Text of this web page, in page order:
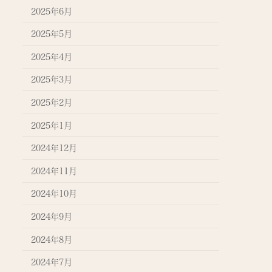
2025年6月
2025年5月
2025年4月
2025年3月
2025年2月
2025年1月
2024年12月
2024年11月
2024年10月
2024年9月
2024年8月
2024年7月